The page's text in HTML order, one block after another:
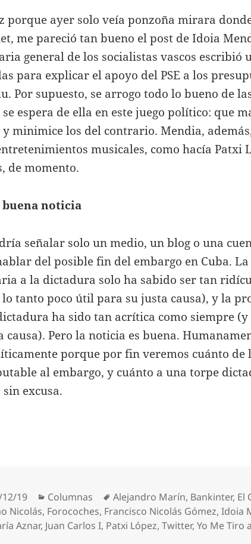
porque ayer solo veía ponzoña mirara
me pareció tan bueno el post de Idoia
general de los socialistas vascos escribió
para explicar el apoyo del PSE a los
Por supuesto, se arrogo todo lo bueno de
espera de ella en este juego político: que
y minimice los del contrario. Mendia,
musicales, como hacía Patxi
de momento.
buena noticia
señalar solo un medio, un blog o una
del posible fin del embargo en Cuba.
a la dictadura solo ha sabido ser tan
tanto poco útil para su justa causa), y la
ha sido tan acrítica como siempre
causa). Pero la noticia es buena.
porque por fin veremos cuánto de
al embargo, y cuánto a una torpe
excusa.
19 Categorías
Columnas Etiquetas
Alejandro Marín, Bankinter, El
Nicolás, Forocoches, Francisco Nicolás Gómez,Idoia
Aznar, Juan Carlos I, Patxi López,Twitter,Yo Me Tiro